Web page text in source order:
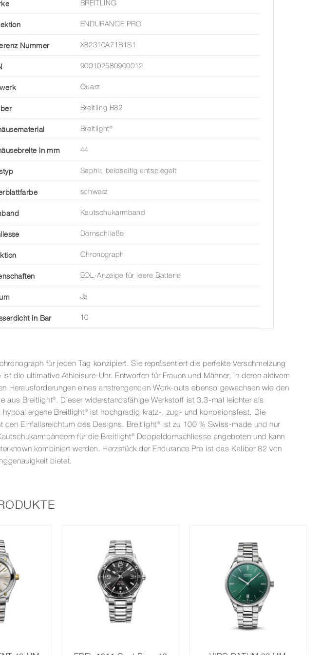
BREITLING
ENDURANCE PRO
Nummer X82310A71B1S1
900102580900012
Quarz
Breitling B82
Breitlight®
in mm 44
Saphir, beidseitig entspiegelt
schwarz
Kautschukarmband
Dornschließe
Chronograph
EOL-Anzeige für leere Batterie
Ja
in Bar 10
für jeden Tag konzipiert. Sie repräsentiert die perfekte Verschmelzung
die ultimative Athleisure-Uhr. Entworfen für Frauen und Männer, in deren aktivem
Herausforderungen eines anstrengenden Work-outs ebenso gewachsen wie den
aus Breitlight®. Dieser widerstandsfähige Werkstoff ist 3,3-mal leichter als
Breitlight® ist hochgradig kratz-, zug- und korrosionsfest. Die
Einfallsreichtum des Designs. Breitlight® ist zu 100 % Swiss-made und nur
für die Breitlight® Doppeldornschliesse angeboten und kann
kombiniert werden. Herzstück der Endurance Pro ist das Kaliber 82 von
bietet.